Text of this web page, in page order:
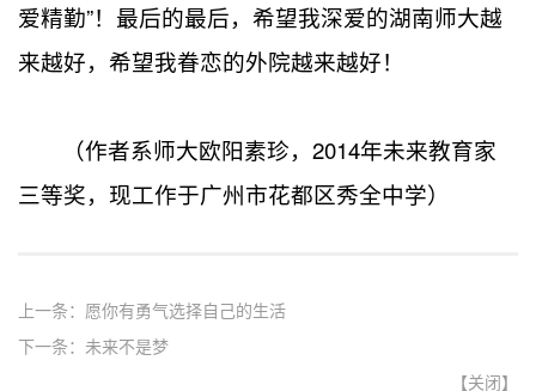
爱精勤”！最后的最后，希望我深爱的湖南师大越
来越好，希望我眷恋的外院越来越好！
（作者系师大欧阳素珍，2014年未来教育家
三等奖，现工作于广州市花都区秀全中学）
上一条： 愿你有勇气选择自己的生活
下一条： 未来不是梦
【关闭】